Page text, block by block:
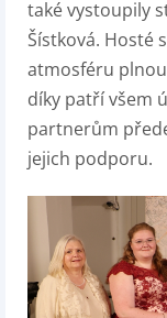
také vystoupily
Šístková. Hosté
atmosféru
díky patří všem
partnerům
jejich podporu.